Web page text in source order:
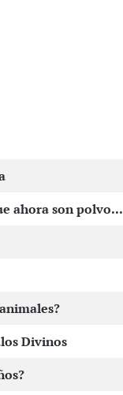
ahora son polvo...
Divinos